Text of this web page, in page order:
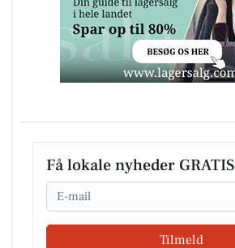
Få lokale nyheder GRATIS
Email
Tilmeld